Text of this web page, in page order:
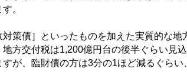
。
策債］といったものを加えた実質的な地
方交付税は1,200億円台の後半ぐらい見込
が、臨財債の方は3分の1ほど減るぐらい